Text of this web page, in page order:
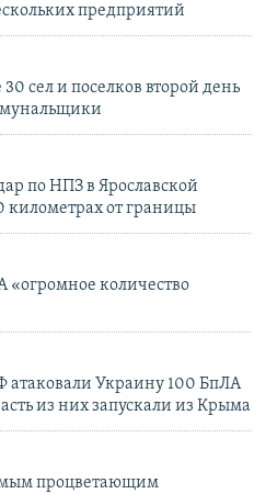
предприятий
сел и поселков второй день
по НПЗ в Ярославской
километрах от границы
«огромное количество
атаковали Украину 100 БпЛА
из них запускали из Крыма
процветающим